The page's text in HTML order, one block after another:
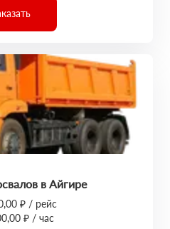
в Айгире
₽ / рейс
₽ / час